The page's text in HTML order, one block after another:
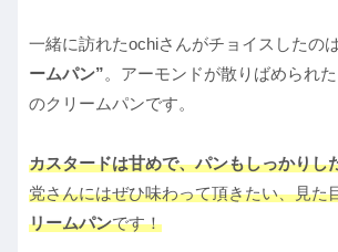
一緒に訪れたochiさんがチョイスしたの
ームパン”。アーモンドが散りばめられ
のクリームパンです。
カスタードは甘めで、パンもしっかりし
党さんにはぜひ味わって頂きたい、見た
リームパンです！